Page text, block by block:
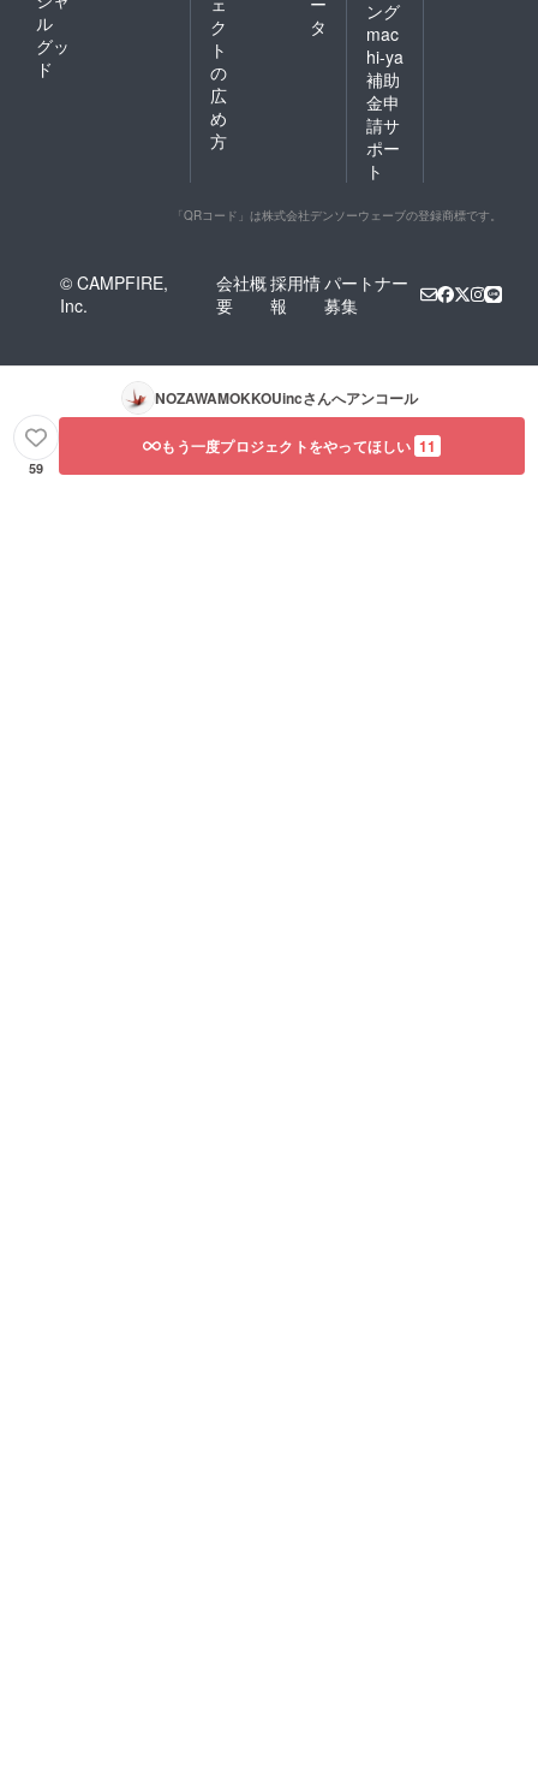
ル
グッ
ド
ク
ト
の
広
め
方
タ
ング
mac
hi-ya
補助
金申
請サ
ポー
ト
「QRコード」は株式会社デンソーウェーブの登録商標です。
© CAMPFIRE,
Inc.
会社概
要
採用情
報
パートナー
募集
NOZAWAMOKKOUincさんへアンコール
59
もう一度プロジェクトをやってほしい 11